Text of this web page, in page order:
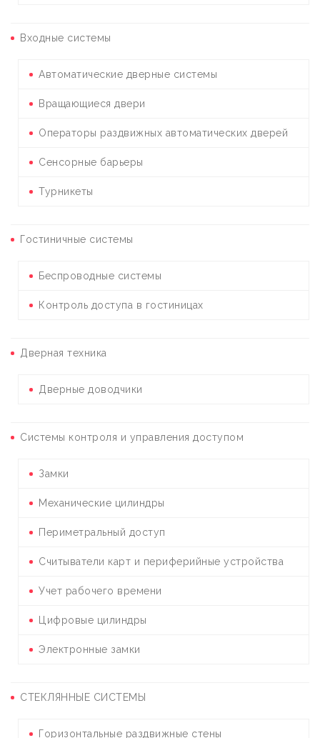
Входные системы
Автоматические дверные системы
Вращающиеся двери
Операторы раздвижных автоматических дверей
Сенсорные барьеры
Турникеты
Гостиничные системы
Беспроводные системы
Контроль доступа в гостиницах
Дверная техника
Дверные доводчики
Системы контроля и управления доступом
Замки
Механические цилиндры
Периметральный доступ
Считыватели карт и периферийные устройства
Учет рабочего времени
Цифровые цилиндры
Электронные замки
СТЕКЛЯННЫЕ СИСТЕМЫ
Горизонтальные раздвижные стены